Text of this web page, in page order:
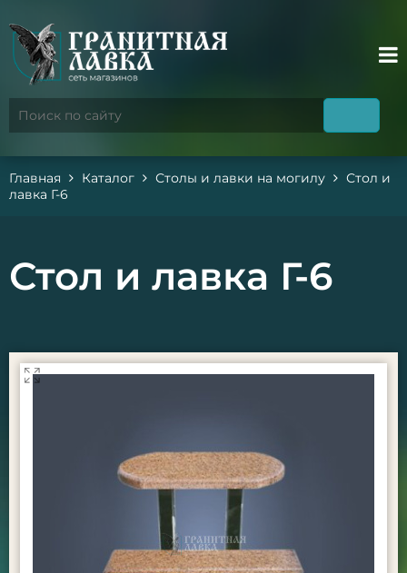
Главная Каталог Столы и лавки на могилу
Стол и
лавка Г-6
Стол и лавка Г-6